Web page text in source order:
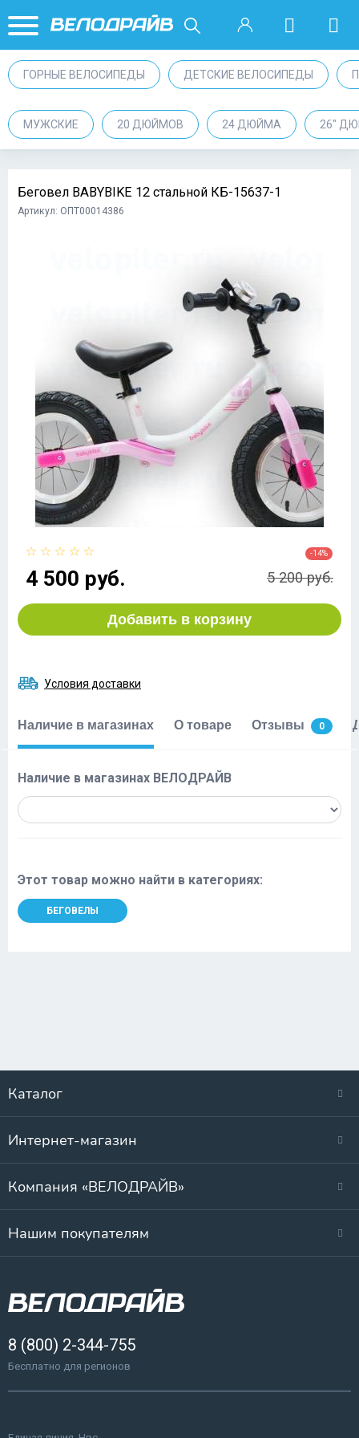
ГОРНЫЕ ВЕЛОСИПЕДЫ ДЕТСКИЕ ВЕЛОСИПЕДЫ
МУЖСКИЕ 20 ДЮЙМОВ 24 ДЮЙМА 26"
Беговел BABYBIKE 12 стальной КБ-15637-1
Артикул: ОПТ00014386
4 500 руб.
-14%
5 200 руб.
Добавить в корзину
Условия доставки
Наличие в магазинах О товаре Отзывы 0
Наличие в магазинах ВЕЛОДРАЙВ
Этот товар можно найти в категориях:
БЕГОВЕЛЫ
Каталог
Интернет-магазин
Компания «ВЕЛОДРАЙВ»
Нашим покупателям
8 (800) 2-344-755
Бесплатно для регионов